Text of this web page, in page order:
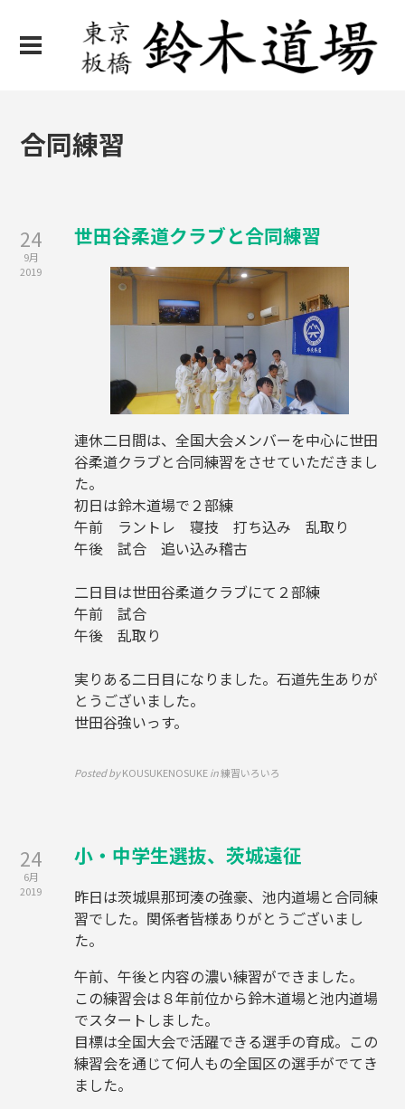
合同練習
24
9月
2019
世田谷柔道クラブと合同練習
連休二日間は、全国大会メンバーを中心に世田
谷柔道クラブと合同練習をさせていただきまし
た。
初日は鈴木道場で２部練
午前 ラントレ 寝技 打ち込み 乱取り
午後 試合 追い込み稽古
二日目は世田谷柔道クラブにて２部練
午前 試合
午後 乱取り
実りある二日目になりました。石道先生ありが
とうございました。
世田谷強いっす。
Posted byKOUSUKENOSUKEin練習いろいろ
24
6月
2019
小・中学生選抜、茨城遠征
昨日は茨城県那珂湊の強豪、池内道場と合同練
習でした。関係者皆様ありがとうございまし
た。
午前、午後と内容の濃い練習ができました。
この練習会は８年前位から鈴木道場と池内道場
でスタートしました。
目標は全国大会で活躍できる選手の育成。この
練習会を通じて何人もの全国区の選手がでてき
ました。